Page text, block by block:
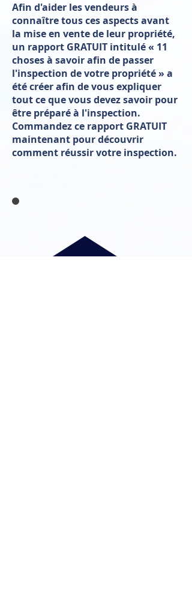
Afin d'aider les vendeurs à
connaître tous ces aspects avant
la mise en vente de leur propriété,
un rapport GRATUIT intitulé « 11
choses à savoir afin de passer
l'inspection de votre propriété » a
été créer afin de vous expliquer
tout ce que vous devez savoir pour
être préparé à l'inspection.
Commandez ce rapport GRATUIT
maintenant pour découvrir
comment réussir votre inspection.